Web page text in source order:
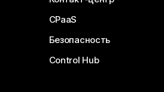
CPaaS
Безопасность
Control Hub